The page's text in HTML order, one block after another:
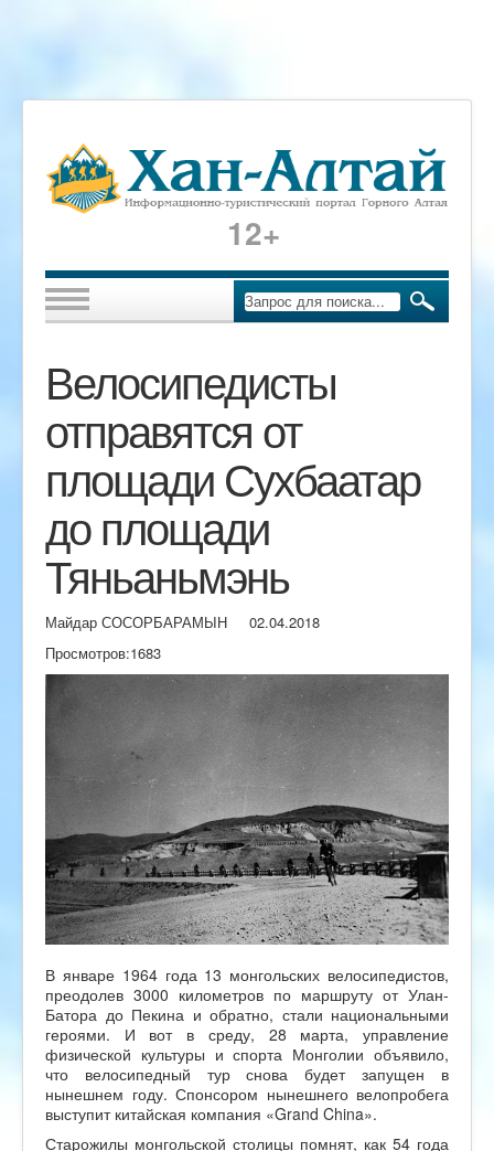
12+
Велосипедисты
отправятся от
площади Сухбаатар
до площади
Тяньаньмэнь
Майдар СОСОРБАРАМЫН
02.04.2018
Просмотров:1683
В январе 1964 года 13 монгольских велосипедистов,
преодолев 3000 километров по маршруту от Улан-
Батора до Пекина и обратно, стали национальными
героями. И вот в среду, 28 марта, управление
физической культуры и спорта Монголии объявило,
что велосипедный тур снова будет запущен в
нынешнем году. Спонсором нынешнего велопробега
выступит китайская компания «Grand China».
Старожилы монгольской столицы помнят, как 54 года